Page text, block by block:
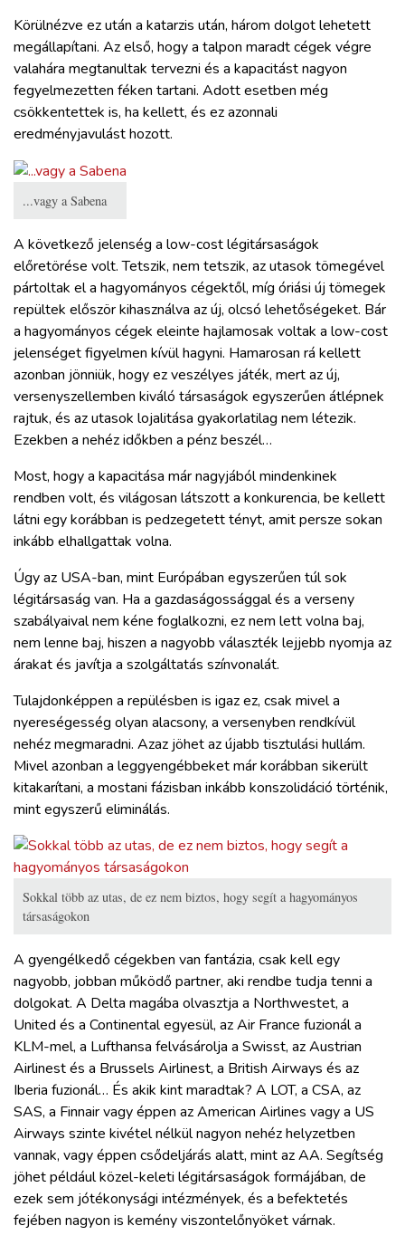
Körülnézve ez után a katarzis után, három dolgot lehetett
megállapítani. Az első, hogy a talpon maradt cégek végre
valahára megtanultak tervezni és a kapacitást nagyon
fegyelmezetten féken tartani. Adott esetben még
csökkentettek is, ha kellett, és ez azonnali
eredményjavulást hozott.
...vagy a Sabena
A következő jelenség a low-cost légitársaságok
előretörése volt. Tetszik, nem tetszik, az utasok tömegével
pártoltak el a hagyományos cégektől, míg óriási új tömegek
repültek először kihasználva az új, olcsó lehetőségeket. Bár
a hagyományos cégek eleinte hajlamosak voltak a low-cost
jelenséget figyelmen kívül hagyni. Hamarosan rá kellett
azonban jönniük, hogy ez veszélyes játék, mert az új,
versenyszellemben kiváló társaságok egyszerűen átlépnek
rajtuk, és az utasok lojalitása gyakorlatilag nem létezik.
Ezekben a nehéz időkben a pénz beszél…
Most, hogy a kapacitása már nagyjából mindenkinek
rendben volt, és világosan látszott a konkurencia, be kellett
látni egy korábban is pedzegetett tényt, amit persze sokan
inkább elhallgattak volna.
Úgy az USA-ban, mint Európában egyszerűen túl sok
légitársaság van. Ha a gazdaságossággal és a verseny
szabályaival nem kéne foglalkozni, ez nem lett volna baj,
nem lenne baj, hiszen a nagyobb választék lejjebb nyomja az
árakat és javítja a szolgáltatás színvonalát.
Tulajdonképpen a repülésben is igaz ez, csak mivel a
nyereségesség olyan alacsony, a versenyben rendkívül
nehéz megmaradni. Azaz jöhet az újabb tisztulási hullám.
Mivel azonban a leggyengébbeket már korábban sikerült
kitakarítani, a mostani fázisban inkább konszolidáció történik,
mint egyszerű eliminálás.
Sokkal több az utas, de ez nem biztos, hogy segít a hagyományos
társaságokon
A gyengélkedő cégekben van fantázia, csak kell egy
nagyobb, jobban működő partner, aki rendbe tudja tenni a
dolgokat. A Delta magába olvasztja a Northwestet, a
United és a Continental egyesül, az Air France fuzionál a
KLM-mel, a Lufthansa felvásárolja a Swisst, az Austrian
Airlinest és a Brussels Airlinest, a British Airways és az
Iberia fuzionál… És akik kint maradtak? A LOT, a CSA, az
SAS, a Finnair vagy éppen az American Airlines vagy a US
Airways szinte kivétel nélkül nagyon nehéz helyzetben
vannak, vagy éppen csődeljárás alatt, mint az AA. Segítség
jöhet például közel-keleti légitársaságok formájában, de
ezek sem jótékonysági intézmények, és a befektetés
fejében nagyon is kemény viszontelőnyöket várnak.